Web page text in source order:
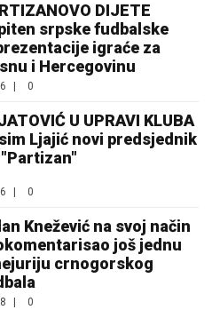
DIJETE
srpske fudbalske
igraće za
i Hercegovinu
0
U UPRAVI KLUBA
Ljajić novi predsjednik
"Partizan"
0
Knežević na svoj način
još jednu
crnogorskog
0